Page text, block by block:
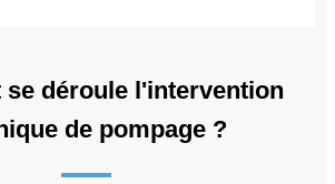
se déroule l'intervention
de pompage ?